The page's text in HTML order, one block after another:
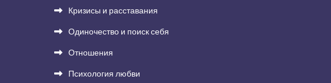
Кризисы и расставания
Одиночество и поиск себя
Отношения
Психология любви